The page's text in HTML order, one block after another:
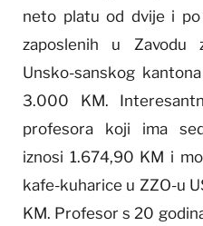
neto platu od dvije i po
zaposlenih u Zavodu
Unsko-sanskog
3.000 KM.
profesora koji ima
iznosi 1.674,90 KM i
kafe-kuharice u ZZO-u
KM. Profesor s 20